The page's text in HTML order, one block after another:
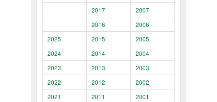
2017
2007
2016
2006
2025
2015
2005
2024
2014
2004
2023
2013
2003
2022
2012
2002
2021
2011 2001